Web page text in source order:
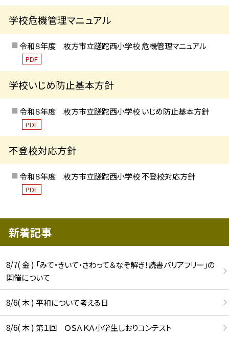
学校危機管理マニュアル
令和８年度 枚方市立蹉跎西小学校 危機管理マニュアル
PDF
学校いじめ防止基本方針
令和８年度 枚方市立蹉跎西小学校 いじめ防止基本方針
PDF
不登校対応方針
令和８年度 枚方市立蹉跎西小学校 不登校対応方針
PDF
新着記事
8/7( 金 ) 「みて・きいて・さわって＆なぞ解き！読書バリアフリー」の
開催について
8/6( 木 ) 平和について考える日
8/6( 木 ) 第１回 ＯＳＡＫＡ小学生しおりコンテスト